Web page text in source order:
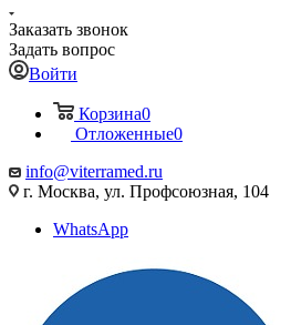
Заказать звонок
Задать вопрос
Войти
Корзина0
Отложенные0
info@viterramed.ru
г. Москва, ул. Профсоюзная, 104
WhatsApp